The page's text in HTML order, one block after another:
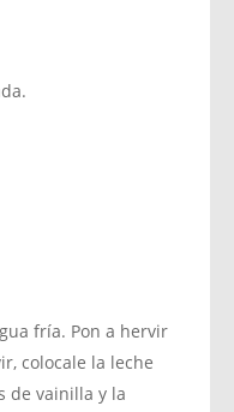
fría. Pon a hervir
colocale la leche
de vainilla y la